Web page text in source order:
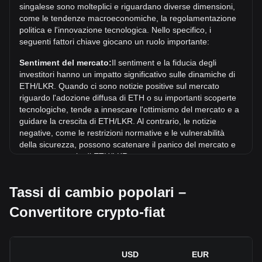
supererà l'attuale massimo storico.
Qual è la tendenza del prezzo di in LKR?
Negli ultimi 7 giorni, il tasso di cambio di Ethereum (ETH) è
aumentato di 2.43%. Nell'ultimo mese, il tasso di cambio di
Ethereum (ETH) è aumentato di 9.06% in rapporto a: Rupia
singalese (LKR).
singalese sono molteplici e riguardano diverse dimensioni,
come le tendenze macroeconomiche, la regolamentazione
politica e l'innovazione tecnologica. Nello specifico, i
seguenti fattori chiave giocano un ruolo importante:
Sentiment del mercato:Il sentiment e la fiducia degli
investitori hanno un impatto significativo sulle dinamiche di
ETH/LKR. Quando ci sono notizie positive sul mercato
riguardo l'adozione diffusa di ETH o su importanti scoperte
tecnologiche, tende a innescare l'ottimismo del mercato e a
guidare la crescita di ETH/LKR. Al contrario, le notizie
negative, come le restrizioni normative e le vulnerabilità
della sicurezza, possono scatenare il panico del mercato e
portare a un calo di ETH/LKR.
governative relative alle criptovalute hanno un impatto
diretto sulla loro accettazione, che a sua volta ne determina
il valore rispetto alle valute tradizionali come il dollaro
politiche normative vaghe o troppo severe possono
Tassi di cambio popolari –
Convertitore crypto-fiat
USD EUR